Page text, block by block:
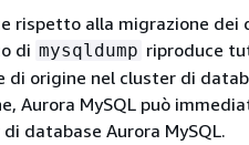
rispetto alla migrazione dei
di mysqldump riproduce
origine nel cluster di
Aurora MySQL può
database Aurora MySQL.